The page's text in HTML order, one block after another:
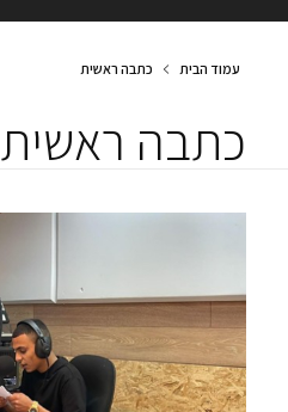
עמוד הבית כתבה ראשית
כתבה ראשית